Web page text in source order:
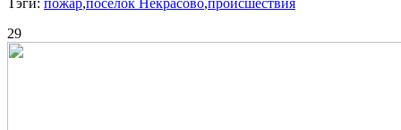
Тэги: пожар,поселок Некрасово,происшествия
29